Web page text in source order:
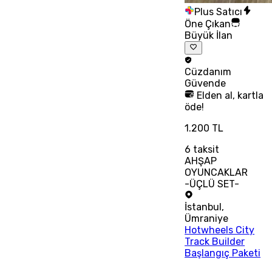
Plus Satıcı
Öne Çıkan
Büyük İlan
Cüzdanım
Güvende
Elden al, kartla
öde!
1.200 TL
6 taksit
AHŞAP
OYUNCAKLAR
-ÜÇLÜ SET-
İstanbul ,
Ümraniye
Hotwheels City
Track Builder
Başlangıç Paketi